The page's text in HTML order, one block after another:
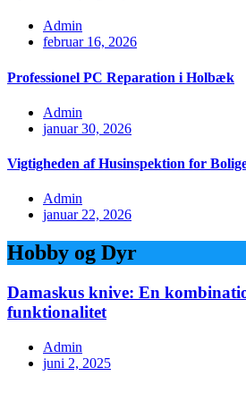
Admin
februar 16, 2026
Professionel PC Reparation i Holbæk
Admin
januar 30, 2026
Vigtigheden af Husinspektion for
Admin
januar 22, 2026
Hobby og Dyr
Damaskus knive: En
funktionalitet
Admin
juni 2, 2025